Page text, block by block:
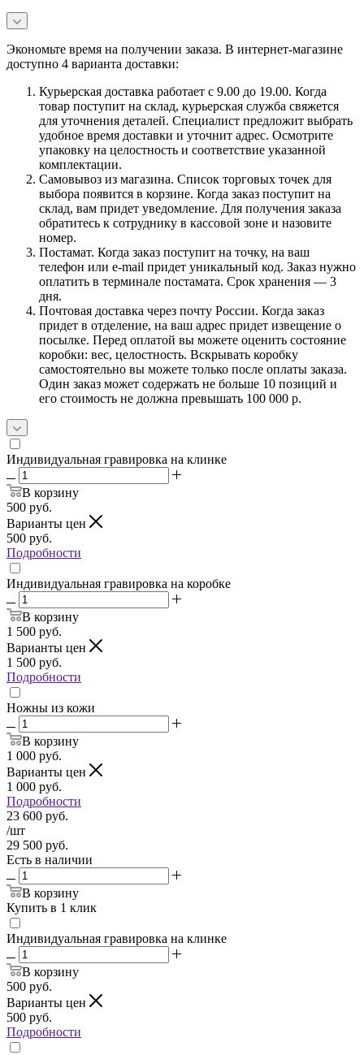
Экономьте время на получении заказа. В интернет-магазине
доступно 4 варианта доставки:
Курьерская доставка работает с 9.00 до 19.00. Когда
товар поступит на склад, курьерская служба свяжется
для уточнения деталей. Специалист предложит выбрать
удобное время доставки и уточнит адрес. Осмотрите
упаковку на целостность и соответствие указанной
комплектации.
Самовывоз из магазина. Список торговых точек для
выбора появится в корзине. Когда заказ поступит на
склад, вам придет уведомление. Для получения заказа
обратитесь к сотруднику в кассовой зоне и назовите
номер.
Постамат. Когда заказ поступит на точку, на ваш
телефон или e-mail придет уникальный код. Заказ нужно
оплатить в терминале постамата. Срок хранения — 3
дня.
Почтовая доставка через почту России. Когда заказ
придет в отделение, на ваш адрес придет извещение о
посылке. Перед оплатой вы можете оценить состояние
коробки: вес, целостность. Вскрывать коробку
самостоятельно вы можете только после оплаты заказа.
Один заказ может содержать не больше 10 позиций и
его стоимость не должна превышать 100 000 р.
Индивидуальная гравировка на клинке
В корзину
500 руб.
Варианты цен
500 руб.
Подробности
Индивидуальная гравировка на коробке
В корзину
1 500 руб.
Варианты цен
1 500 руб.
Подробности
Ножны из кожи
В корзину
1 000 руб.
Варианты цен
1 000 руб.
Подробности
23 600 руб.
/шт
29 500 руб.
Есть в наличии
В корзину
Купить в 1 клик
Индивидуальная гравировка на клинке
В корзину
500 руб.
Варианты цен
500 руб.
Подробности